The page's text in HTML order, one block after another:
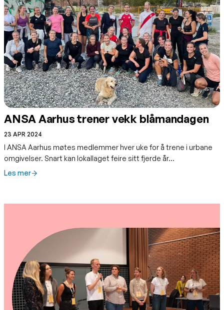
ANSA Aarhus trener vekk blåmandagen
23 APR 2024
I ANSA Aarhus møtes medlemmer hver uke for å trene i urbane
omgivelser. Snart kan lokallaget feire sitt fjerde år…
Les mer